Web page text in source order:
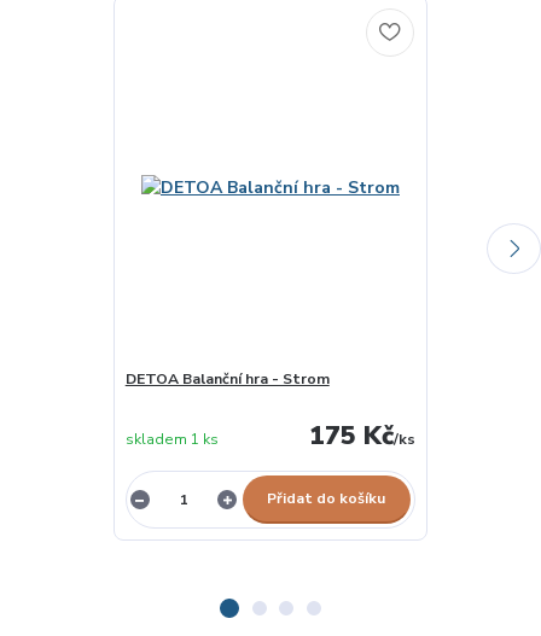
DETOA Balanční hra - Strom
175 Kč/ks
skladem 1 ks
Přidat do košíku